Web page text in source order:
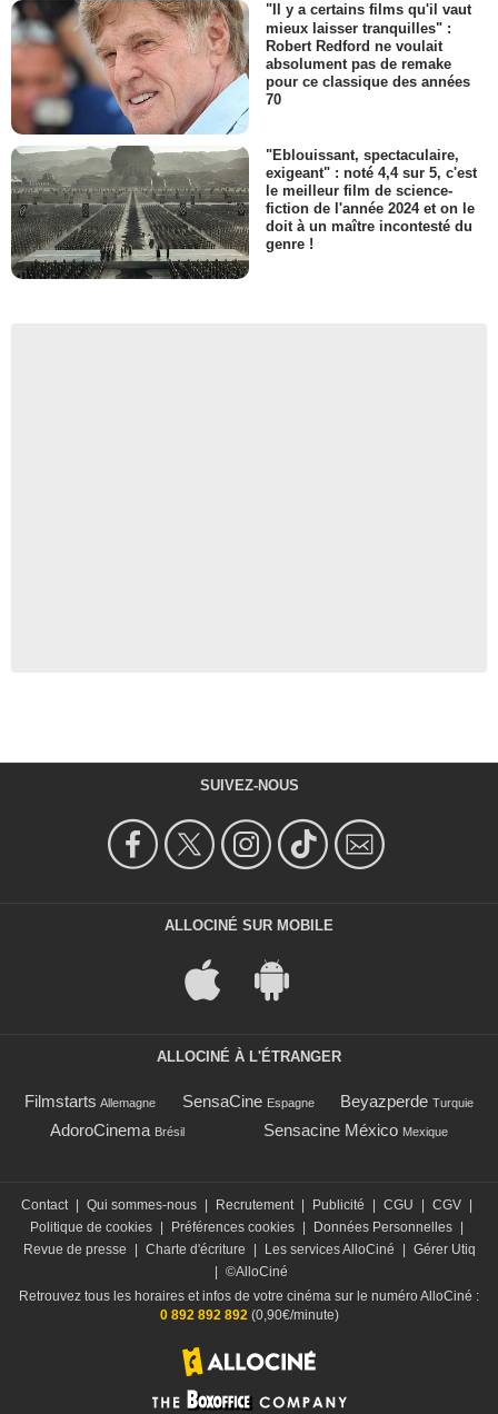
"Il y a certains films qu'il vaut
mieux laisser tranquilles" :
Robert Redford ne voulait
absolument pas de remake
pour ce classique des années
70
"Eblouissant, spectaculaire,
exigeant" : noté 4,4 sur 5, c'est
le meilleur film de science-
fiction de l'année 2024 et on le
doit à un maître incontesté du
genre !
SUIVEZ-NOUS
ALLOCINÉ SUR MOBILE
ALLOCINÉ À L'ÉTRANGER
Filmstarts Allemagne SensaCine Espagne Beyazperde Turquie
AdoroCinema Brésil Sensacine México Mexique
Contact Qui sommes-nous Recrutement Publicité CGU CGV
Politique de cookies
Préférences cookies Données Personnelles
Revue de presse
Charte d'écriture Les services AlloCiné
Gérer Utiq
©AlloCiné
Retrouvez tous les horaires et infos de votre cinéma sur le numéro AlloCiné :
0 892 892 892(0,90€/minute)